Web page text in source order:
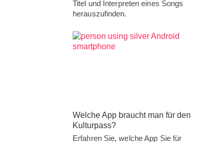
Titel und Interpreten eines Songs
herauszufinden.
Welche App braucht man für den
Kulturpass?
Erfahren Sie, welche App Sie für